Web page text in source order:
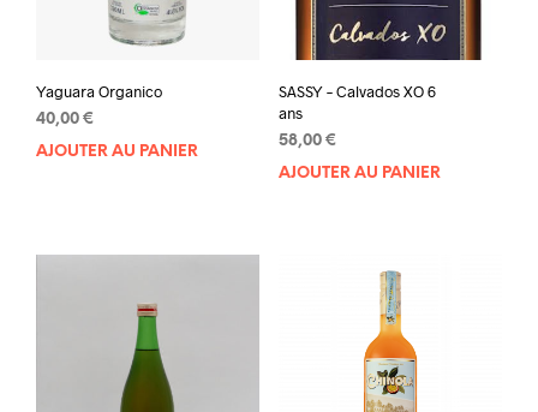
Yaguara Organico
40,00 €
AJOUTER AU PANIER
SASSY – Calvados XO 6
ans
58,00 €
AJOUTER AU PANIER